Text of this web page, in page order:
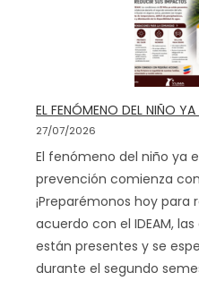
EL FENÓMENO DEL NIÑO YA
27/07/2026
El fenómeno del niño ya
prevención comienza
¡Preparémonos hoy
acuerdo con el IDEAM,
están presentes y se
durante el segundo